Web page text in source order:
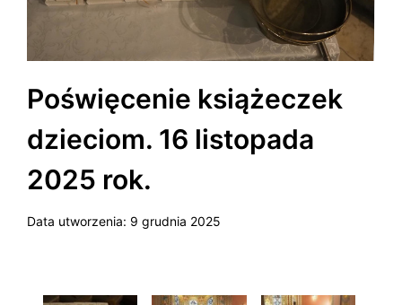
Poświęcenie książeczek
dzieciom. 16 listopada
2025 rok.
Data utworzenia: 9 grudnia 2025